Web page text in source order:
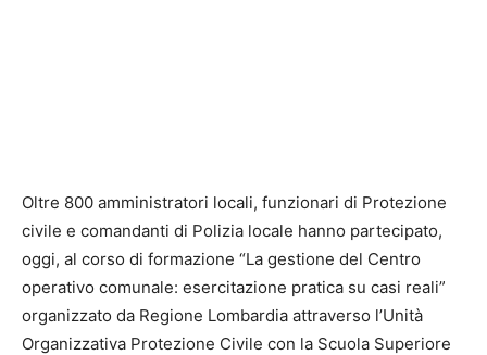
Oltre 800 amministratori locali, funzionari di Protezione
civile e comandanti di Polizia locale hanno partecipato,
oggi, al corso di formazione “La gestione del Centro
operativo comunale: esercitazione pratica su casi reali”
organizzato da Regione Lombardia attraverso l’Unità
Organizzativa Protezione Civile con la Scuola Superiore